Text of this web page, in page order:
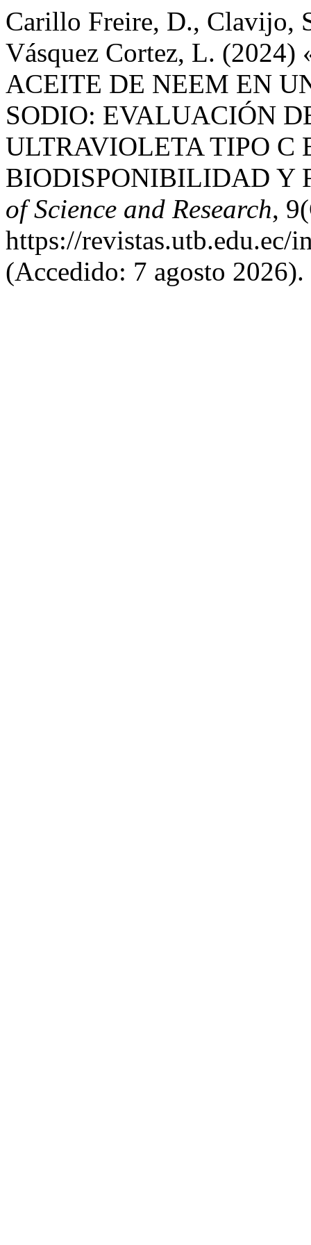
Carillo Freire, D., Clavijo,
Vásquez Cortez, L.
ACEITE DE NEEM EN
SODIO: EVALUACIÓN
ULTRAVIOLETA TIPO
BIODISPONIBILIDAD Y
of Science and Research,
https://revistas.utb.edu.ec/
(Accedido: 7 agosto 2026).